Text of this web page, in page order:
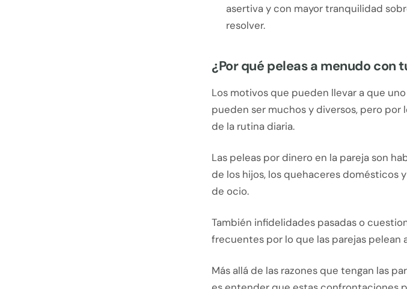
asertiva y con mayor tranquilidad
resolver.
¿Por qué peleas a menudo con
Los motivos que pueden llevar a que
pueden ser muchos y diversos, pero
de la rutina diaria.
Las peleas por dinero en la pareja son
de los hijos, los quehaceres domésticos
de ocio.
También infidelidades pasadas o
frecuentes por lo que las parejas pelean
Más allá de las razones que tengan las